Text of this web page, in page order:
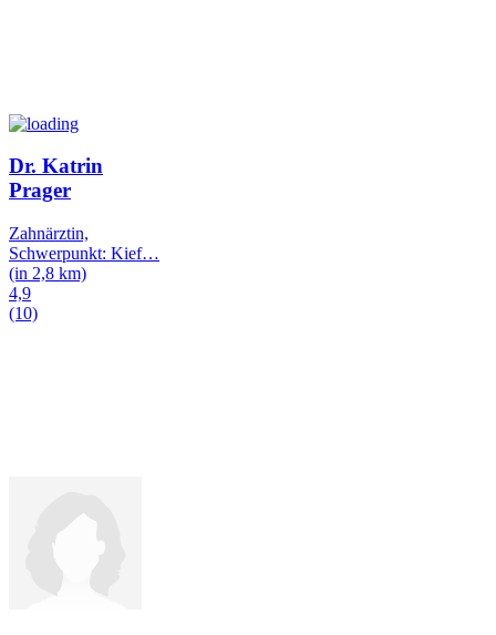
Dr. Katrin
Prager
Zahnärztin,
Schwerpunkt: Kief…
(in 2,8 km)
4,9
(10)